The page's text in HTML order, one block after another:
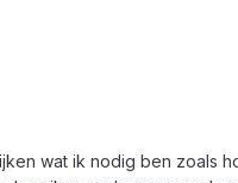
wat ik nodig ben zoals